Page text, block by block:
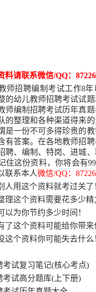
料请联系微信/QQ：
师招聘编制考试工作8年
的幼儿教师招聘考试试
师编制招聘考试历年真题
的整理和各种渠道得来
是一份不可多得珍贵的
有答案。在各地教师招
聘、编制、特岗、进城、
住这份资料，你将会有
联系本人微信/QQ：
用这个资料就考过关了
这个资料需要花多少精
为你节约多少时间！
这个资料可能给你带来
个资料你可能失去什么
考试复习笔记(核心考点)
考试高分题库(上下册)